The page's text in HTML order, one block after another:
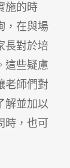
施的時
，在與場
長對於培
這些疑慮
老師們對
解並加以
時，也可